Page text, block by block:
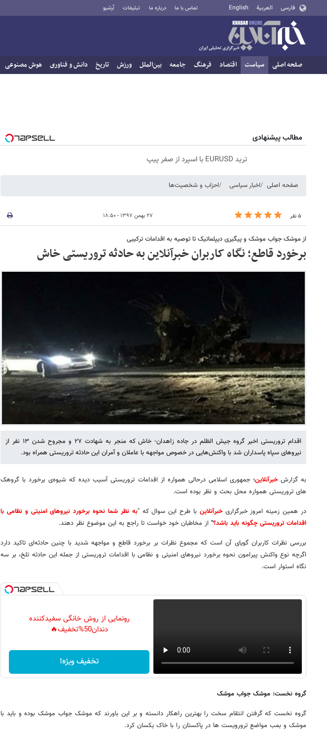
فارسی العربية English تماس با ما درباره ما تبلیغات آرشیو
صفحه اصلی سیاست اقتصاد فرهنگ جامعه بین‌الملل ورزش تاریخ دانش و فناوری هوش مصنوعی
مطالب پیشنهادی
ترید EURUSD با اسپرد از صفر پیپ
صفحه اصلی اخبار سیاسی احزاب و شخصیت‌ها
۵ نفر ۲۷ بهمن ۱۳۹۷ - ۱۸:۵۰
از موشک جواب موشک و پیگیری دیپلماتیک تا توصیه به اقدامات ترکیبی
برخورد قاطع؛ نگاه کاربران خبرآنلاین به حادثه تروریستی خاش
اقدام تروریستی اخیر گروه جیش الظلم در جاده زاهدان- خاش که منجر به شهادت ۲۷ و مجروح شدن ۱۳ نفر از
نیروهای سپاه پاسداران شد با واکنش‌هایی در خصوص مواجهه با عاملان و آمران این حادثه تروریستی همراه بود.
به گزارشخبرآنلاین؛ جمهوری اسلامی درحالی همواره از اقدامات تروریستی آسیب دیده که شیوه‌ی برخورد با گروهک
های تروریستی همواره محل بحث و نظر بوده است.
در همین زمینه امروز خبرگزاریخبرآنلاین با طرح این سوال که "به نظر شما نحوه برخورد نیروهای امنیتی و نظامی با
اقدامات تروریستی چگونه باید باشد؟" از مخاطبان خود خواست تا راجع به این موضوع نظر دهند.
بررسی نظرات کاربران گویای آن است که مجموع نظرات بر برخورد قاطع و مواجهه شدید با چنین حادثه‌ای تاکید دارد
اگرچه نوع واکنش پیرامون نحوه برخورد نیروهای امنیتی و نظامی با اقدامات تروریستی از جمله این حادثه تلخ، بر سه
نگاه استوار است.
رونمایی از روش خانگی سفیدکننده
دندان50%تخفیف🔥
تخفیف ویژه!
گروه نخست: موشک جواب موشک
گروه نخست که گرفتن انتقام سخت را بهترین راهکار دانسته و بر این باورند که موشک جواب موشک بوده و باید با
موشک و بمب مواضع ترورویست ها در پاکستان را با خاک یکسان کرد.